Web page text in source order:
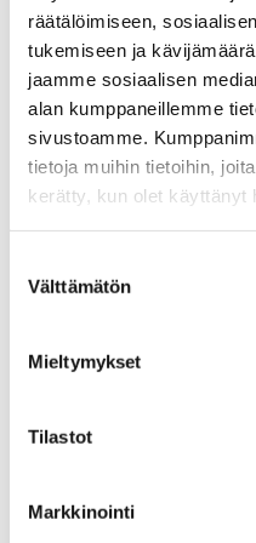
räätälöimiseen,
tukemiseen ja
jaamme sosiaalisen
alan kumppaneillemme
sivustoamme.
tietoja muihin tietoihin,
kerätty, kun olet käyttänyt
valinta
Välttämätön
Mieltymykset
Tilastot
Markkinointi
periaatteita:
huolehdimme, että
päätyy oikeisiin
resurssien tehokasta
kulutusta.
Energiatehokas
huoltohenkilönsä, joka
viihtyvyydestä tingitään.
Konkreettisia